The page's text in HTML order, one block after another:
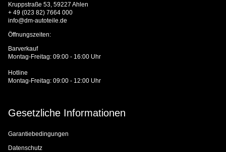
Kruppstraße 53, 59227 Ahlen
+ 49 (023 82) 7664 000
info@dm-autoteile.de
Öffnungszeiten:
Barverkauf
Montag-Freitag: 09:00 - 16:00 Uhr
Hotline
Montag-Freitag: 09:00 - 12:00 Uhr
Gesetzliche Informationen
Garantiebedingungen
Datenschutz